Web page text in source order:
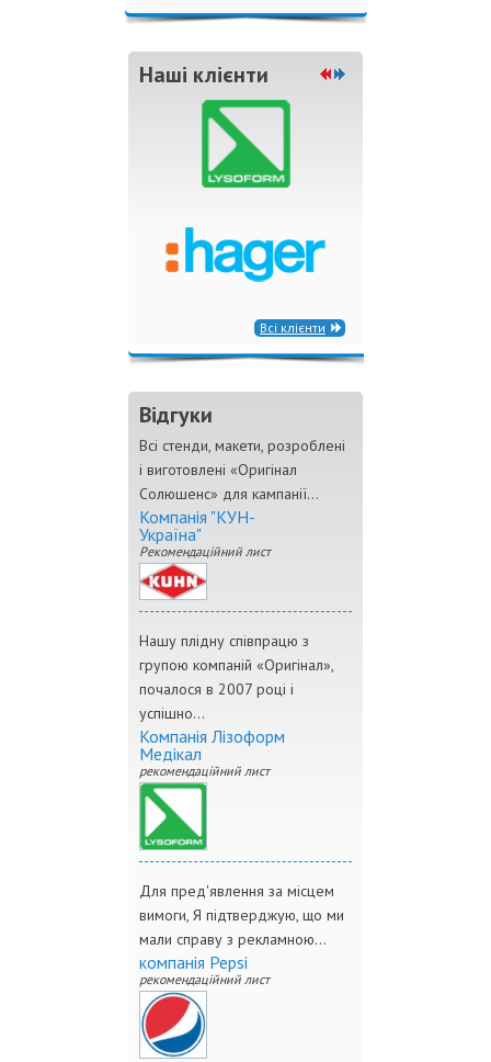
Наші клієнти
Всі клієнти
Відгуки
Всі стенди, макети, розроблені
і виготовлені «Оригінал
Солюшенс» для кампанії...
Компанія "КУН-
Україна"
Рекомендаційний лист
Нашу плідну співпрацю з
групою компаній «Оригінал»,
почалося в 2007 році і
успішно...
Компанія Лізоформ
Медікал
рекомендаційний лист
Для пред'явлення за місцем
вимоги, Я підтверджую, що ми
мали справу з рекламною...
компанія Pepsi
рекомендаційний лист